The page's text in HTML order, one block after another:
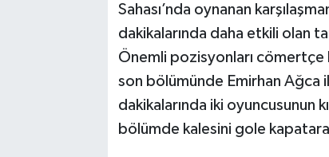
Sahası’nda oynanan
dakikalarında daha etkili olan
Önemli pozisyonları cömertçe
son bölümünde Emirhan Ağca
dakikalarında iki oyuncusunun
bölümde kalesini gole